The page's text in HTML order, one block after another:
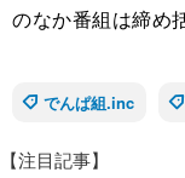
のなか番組は締め
でんぱ組.inc
【注目記事】